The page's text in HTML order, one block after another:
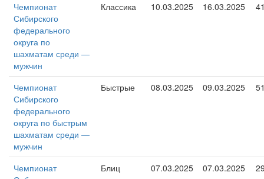
Чемпионат
Сибирского
федерального
округа по
шахматам среди —
мужчин
Классика 10.03.2025 16.03.2025
Чемпионат
Сибирского
федерального
округа по быстрым
шахматам среди —
мужчин
Быстрые 08.03.2025 09.03.2025
Чемпионат
Блиц 07.03.2025 07.03.2025